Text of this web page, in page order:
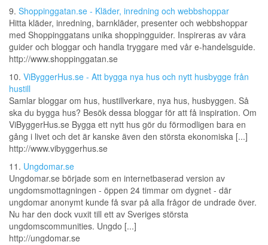
9. Shoppinggatan.se - Kläder, inredning och webbshoppar
Hitta kläder, inredning, barnkläder, presenter och webbshoppar
med Shoppinggatans unika shoppingguider. Inspireras av våra
guider och bloggar och handla tryggare med vår e-handelsguide.
http://www.shoppinggatan.se
10. ViByggerHus.se - Att bygga nya hus och nytt husbygge från
hustill
Samlar bloggar om hus, hustillverkare, nya hus, husbyggen. Så
ska du bygga hus? Besök dessa bloggar för att få inspiration. Om
ViByggerHus.se Bygga ett nytt hus gör du förmodligen bara en
gång i livet och det är kanske även den största ekonomiska [...]
http://www.vibyggerhus.se
11. Ungdomar.se
Ungdomar.se började som en internetbaserad version av
ungdomsmottagningen - öppen 24 timmar om dygnet - där
ungdomar anonymt kunde få svar på alla frågor de undrade över.
Nu har den dock vuxit till ett av Sveriges största
ungdomscommunities. Ungdo [...]
http://ungdomar.se